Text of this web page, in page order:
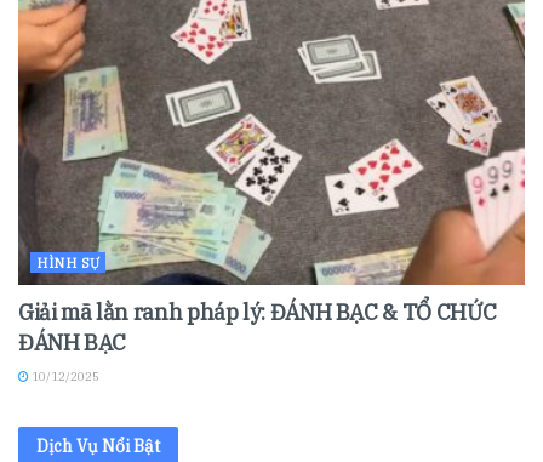
HÌNH SỰ
Giải mã lằn ranh pháp lý: ĐÁNH BẠC & TỔ CHỨC
ĐÁNH BẠC
10/12/2025
Dịch Vụ Nổi Bật